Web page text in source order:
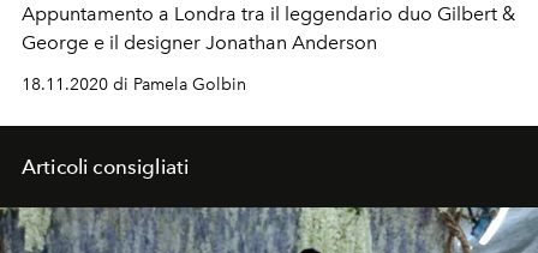
Appuntamento a Londra tra il leggendario duo Gilbert &
George e il designer Jonathan Anderson
18.11.2020 di Pamela Golbin
Articoli consigliati